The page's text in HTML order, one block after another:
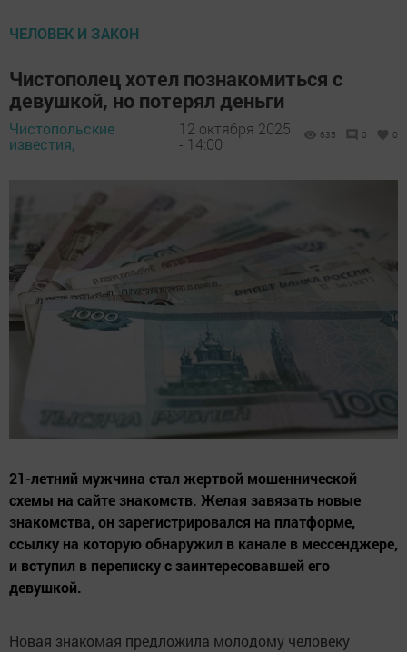
ЧЕЛОВЕК И ЗАКОН
Чистополец хотел познакомиться с
девушкой, но потерял деньги
Чистопольские
известия,
12 октября 2025
- 14:00
635 0 0
21-летний мужчина стал жертвой мошеннической
схемы на сайте знакомств. Желая завязать новые
знакомства, он зарегистрировался на платформе,
ссылку на которую обнаружил в канале в мессенджере,
и вступил в переписку с заинтересовавшей его
девушкой.
Новая знакомая предложила молодому человеку